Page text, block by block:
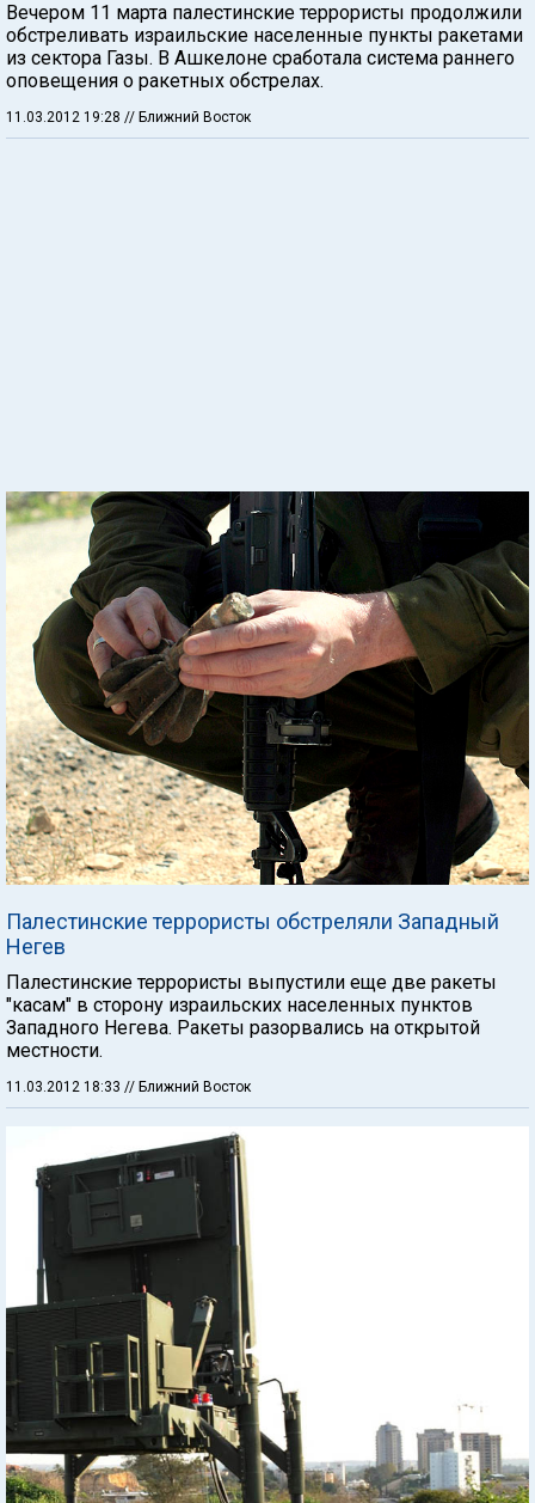
Вечером 11 марта палестинские террористы продолжили
обстреливать израильские населенные пункты ракетами
из сектора Газы. В Ашкелоне сработала система раннего
оповещения о ракетных обстрелах.
11.03.2012 19:28 // Ближний Восток
Палестинские террористы обстреляли Западный
Негев
Палестинские террористы выпустили еще две ракеты
"касам" в сторону израильских населенных пунктов
Западного Негева. Ракеты разорвались на открытой
местности.
11.03.2012 18:33 // Ближний Восток